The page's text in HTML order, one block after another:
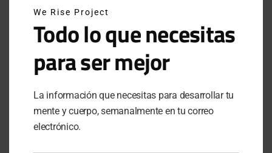
ATRÉVETE A INTENTARLO: EL LEGADO DE BREAKING4 DE NIKE
INSTAGRAM
NEWSLETTER
We Rise Project
Todo lo que necesitas
para ser mejor
La información que necesitas para desarrollar tu
mente y cuerpo, semanalmente en tu correo
electrónico.